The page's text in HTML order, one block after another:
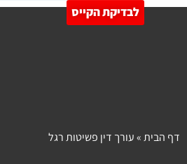
לבדיקת הקייס
דף הבית»עורך דין פשיטות רגל